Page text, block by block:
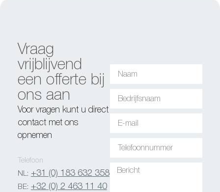
Vraag
vrijblijvend
een offerte bij
ons aan
Voor vragen kunt u direct
contact met ons
opnemen
Telefoon
NL: +31 (0) 183 632 358
BE: +32 (0) 2 463 11 40